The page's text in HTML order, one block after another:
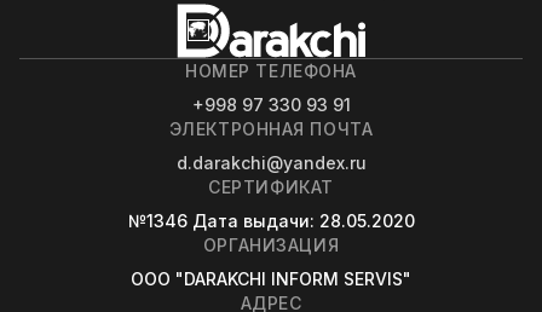
НОМЕР ТЕЛЕФОНА
+998 97 330 93 91
ЭЛЕКТРОННАЯ ПОЧТА
d.darakchi@yandex.ru
СЕРТИФИКАТ
№1346 Дата выдачи: 28.05.2020
ОРГАНИЗАЦИЯ
OOO "DARAKCHI INFORM SERVIS"
АДРЕС